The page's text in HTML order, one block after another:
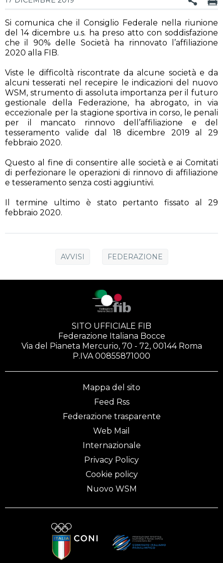
Si comunica che il Consiglio Federale nella riunione
del 14 dicembre u.s. ha preso atto con soddisfazione
che il 90% delle Società ha rinnovato l’affiliazione
2020 alla FIB.
Viste le difficoltà riscontrate da alcune società e da
alcuni tesserati nel recepire le indicazioni del nuovo
WSM, strumento di assoluta importanza per il futuro
gestionale della Federazione, ha abrogato, in via
eccezionale per la stagione sportiva in corso, le penali
per il mancato rinnovo dell’affiliazione e del
tesseramento valide dal 18 dicembre 2019 al 29
febbraio 2020.
Questo al fine di consentire alle società e ai Comitati
di perfezionare le operazioni di rinnovo di affiliazione
e tesseramento senza costi aggiuntivi.
Il termine ultimo è stato pertanto fissato al 29
febbraio 2020.
AVVISI FEDERAZIONE
SITO UFFICIALE FIB
Federazione Italiana Bocce
Via del Pianeta Mercurio, 70 - 72, 00144 Roma
P.IVA 00855871000
Mappa del sito
Feed Rss
Federazione trasparente
Web Mail
Internazionale
Privacy Policy
Cookie policy
Nuovo WSM